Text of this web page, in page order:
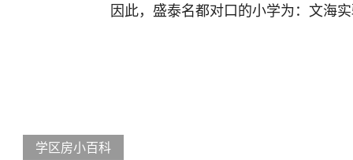
因此，盛泰名都对口的小学为：文海
学区房小百科